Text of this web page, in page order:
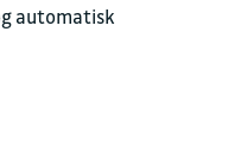
automatisk